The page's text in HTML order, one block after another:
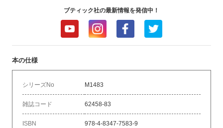
ブティック社の最新情報を発信中！
本の仕様
シリーズNo M1483
雑誌コード 62458-83
ISBN 978-4-8347-7583-9